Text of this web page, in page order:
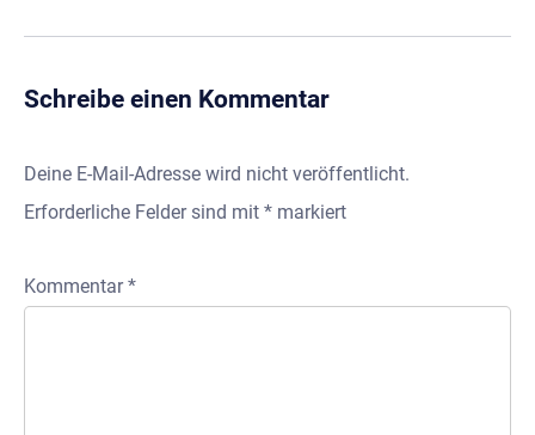
Schreibe einen Kommentar
Deine E-Mail-Adresse wird nicht veröffentlicht.
Erforderliche Felder sind mit * markiert
Kommentar*